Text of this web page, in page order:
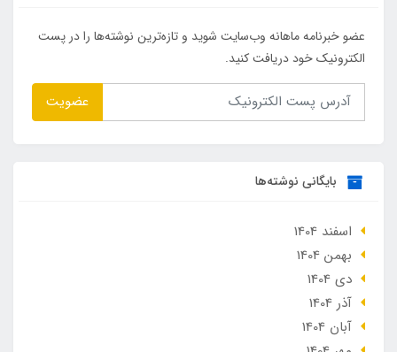
عضو خبرنامه ماهانه وب‌سایت شوید و تازه‌ترین نوشته‌ها را در پست
الکترونیک خود دریافت کنید.
عضویت
بایگانی نوشته‌ها
اسفند 1404
بهمن 1404
دی 1404
آذر 1404
آبان 1404